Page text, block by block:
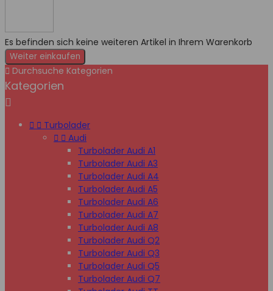
Es befinden sich keine weiteren Artikel in Ihrem Warenkorb
Weiter einkaufen
 Durchsuche Kategorien
Kategorien

  Turbolader
  Audi
Turbolader Audi A1
Turbolader Audi A3
Turbolader Audi A4
Turbolader Audi A5
Turbolader Audi A6
Turbolader Audi A7
Turbolader Audi A8
Turbolader Audi Q2
Turbolader Audi Q3
Turbolader Audi Q5
Turbolader Audi Q7